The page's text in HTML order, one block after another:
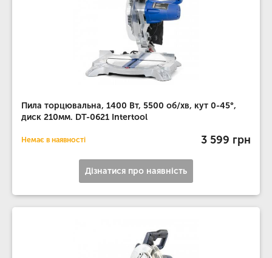
Пила торцювальна, 1400 Вт, 5500 об/хв, кут 0-45°,
диск 210мм. DT-0621 Intertool
Немає в наявності 3 599 грн
Дізнатися про наявність